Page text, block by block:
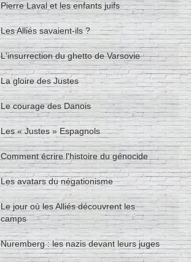
Pierre Laval et les enfants juifs
Les Alliés savaient-ils ?
L'insurrection du ghetto de Varsovie
La gloire des Justes
Le courage des Danois
Les « Justes » Espagnols
Comment écrire l'histoire du génocide
Les avatars du négationisme
Le jour où les Alliés découvrent les
camps
Nuremberg : les nazis devant leurs juges